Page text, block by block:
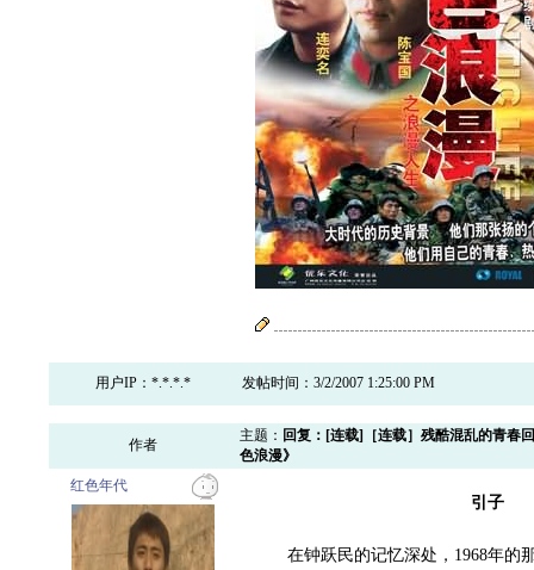
用户IP：*.*.*.* 发帖时间：3/2/2007 1:25:00 PM
作者
主题： 回复：[连载]［连载］残酷混乱的青春
色浪漫》
红色年代
引子
在钟跃民的记忆深处，1968年的那